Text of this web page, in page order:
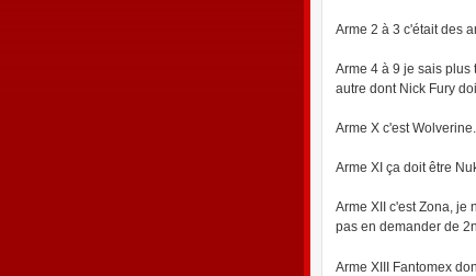
Arme 2 à 3 c'était des
Arme 4 à 9 je sais plus
autre dont Nick Fury
Arme X c'est Wolverine.
Arme XI ça doit être
Arme XII c'est Zona, je
pas en demander de
Arme XIII Fantomex